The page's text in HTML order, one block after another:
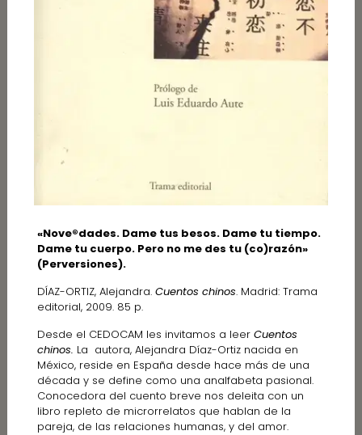
«Nove®dades. Dame tus besos. Dame tu tiempo.
Dame tu cuerpo. Pero no me des tu (co)razón»
(Perversiones).
DÍAZ-ORTIZ, Alejandra. Cuentos chinos. Madrid: Trama
editorial, 2009. 85 p.
Desde el CEDOCAM les invitamos a leer Cuentos
chinos. La autora, Alejandra Díaz-Ortiz nacida en
México, reside en España desde hace más de una
década y se define como una analfabeta pasional.
Conocedora del cuento breve nos deleita con un
libro repleto de microrrelatos que hablan de la
pareja, de las relaciones humanas, y del amor.